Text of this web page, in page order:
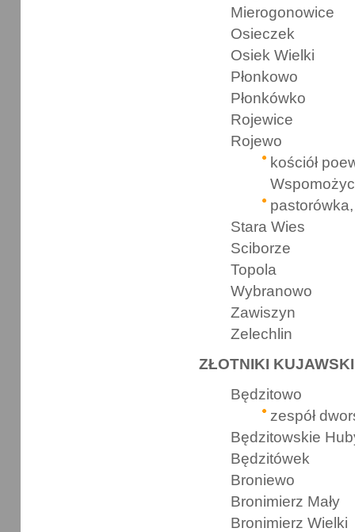
Mierogonowice
Osieczek
Osiek Wielki
Płonkowo
Płonkówko
Rojewice
Rojewo
kościół
Stara Wies
Sciborze
Topola
Wybranowo
Zawiszyn
Zelechlin
ZŁOTNIKI
Będzitowo
zespół
Będzitowskie
Będzitówek
Broniewo
Bronimierz Mały
Bronimierz Wielki